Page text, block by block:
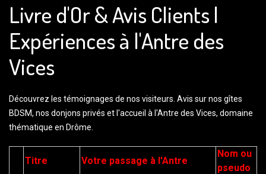
Livre d'Or & Avis Clients |
Expériences à l'Antre des
Vices
Découvrez les témoignages de nos visiteurs. Avis sur nos gîtes
BDSM, nos donjons privés et l'accueil à l'Antre des Vices, domaine
thématique en Drôme.
Titre Votre passage à l'Antre
Nom ou
pseudo